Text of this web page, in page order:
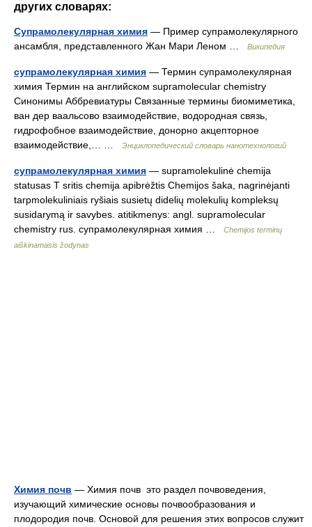
других словарях:
Супрамолекулярная химия — Пример супрамолекулярного
ансамбля, представленного Жан Мари Леном …
Википедия
супрамолекулярная химия — Термин супрамолекулярная
химия Термин на английском supramolecular chemistry
Синонимы Аббревиатуры Связанные термины биомиметика,
ван дер ваальсово взаимодействие, водородная связь,
гидрофобное взаимодействие, донорно акцепторное
взаимодействие,… …
Энциклопедический словарь нанотехнологий
супрамолекулярная химия — supramolekulinė chemija
statusas T sritis chemija apibrėžtis Chemijos šaka, nagrinėjanti
tarpmolekuliniais ryšiais susietų didelių molekulių kompleksų
susidarymą ir savybes. atitikmenys: angl. supramolecular
chemistry rus. супрамолекулярная химия …
Chemijos terminų
aiškinamasis žodynas
Химия почв — Химия почв это раздел почвоведения,
изучающий химические основы почвообразования и
плодородия почв. Основой для решения этих вопросов служит